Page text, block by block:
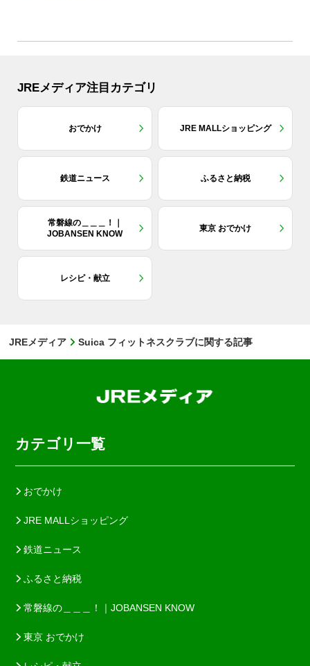
JREメディア注目カテゴリ
おでかけ JRE MALLショッピング
鉄道ニュース ふるさと納税
常磐線の＿＿＿！｜
JOBANSEN KNOW
東京 おでかけ
レシピ・献立
JREメディア Suica フィットネスクラブに関する記事
カテゴリ一覧
おでかけ
JRE MALLショッピング
鉄道ニュース
ふるさと納税
常磐線の＿＿＿！｜JOBANSEN KNOW
東京 おでかけ